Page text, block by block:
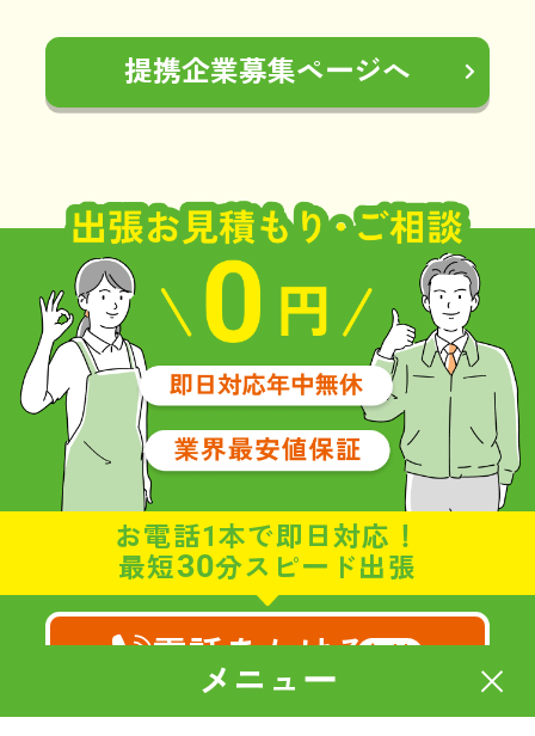
メニュー
提携企業募集ページへ
お電話1本で即日対応！
最短30分スピード出張
電話をかける
通話無料8:00～20:00 【年中無休】